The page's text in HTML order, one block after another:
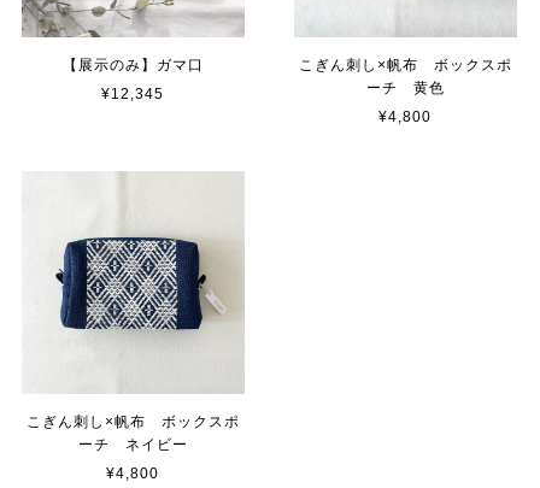
【展示のみ】ガマ口
¥12,345
こぎん刺し×帆布 ボックスポ
ーチ 黄色
¥4,800
こぎん刺し×帆布 ボックスポ
ーチ ネイビー
¥4,800